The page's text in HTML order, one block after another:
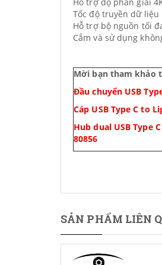
Tốc độ truyền dữ liệu
Hỗ trợ bộ nguồn tối
Cắm và sử dụng
Mời bạn tham khảo
Đầu chuyển USB
Cáp USB Type C to
Hub dual USB Type
80856
SẢN PHẨM LIÊN